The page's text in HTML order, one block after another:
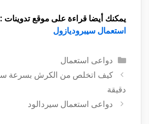
يمكنك أيضا قراءة على موقع تدوينات :
استعمال سيبروديازول
التصنيفات
دواعى استعمال
دقيقة
دواعى استعمال سيردالود